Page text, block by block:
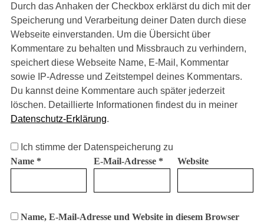
Durch das Anhaken der Checkbox erklärst du dich mit der
Speicherung und Verarbeitung deiner Daten durch diese
Webseite einverstanden. Um die Übersicht über
Kommentare zu behalten und Missbrauch zu verhindern,
speichert diese Webseite Name, E-Mail, Kommentar
sowie IP-Adresse und Zeitstempel deines Kommentars.
Du kannst deine Kommentare auch später jederzeit
löschen. Detaillierte Informationen findest du in meiner
Datenschutz-Erklärung.
Ich stimme der Datenspeicherung zu
Name * E-Mail-Adresse * Website
Name, E-Mail-Adresse und Website in diesem Browser